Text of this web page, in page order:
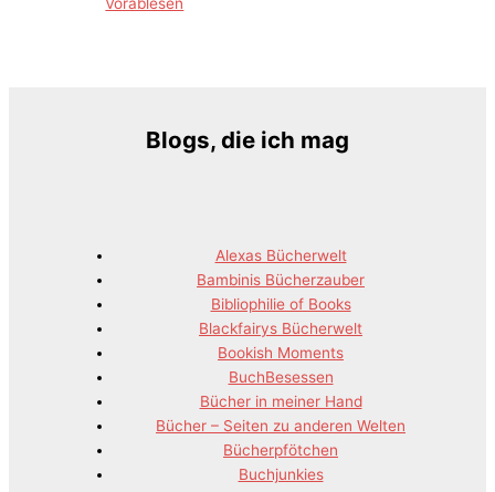
Blogs, die ich mag
Alexas Bücherwelt
Bambinis Bücherzauber
Bibliophilie of Books
Blackfairys Bücherwelt
Bookish Moments
BuchBesessen
Bücher in meiner Hand
Bücher – Seiten zu anderen Welten
Bücherpfötchen
Buchjunkies